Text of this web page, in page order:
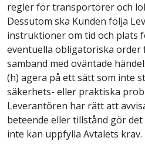
regler för transportörer och
Dessutom ska Kunden följa
instruktioner om tid och plats
eventuella obligatoriska
samband med oväntade
(h) agera på ett sätt som inte
säkerhets- eller praktiska
Leverantören har rätt att
beteende eller tillstånd gör
inte kan uppfylla Avtalets krav.